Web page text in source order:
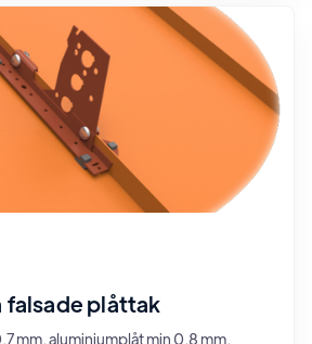
falsade plåttak
mm, aluminiumplåt min 0,8 mm,